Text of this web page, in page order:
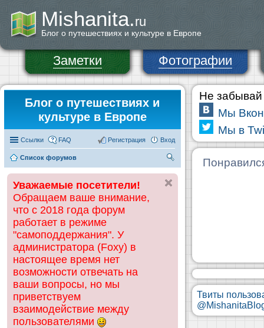
Mishanita.ru
Блог о путешествиях и культуре в Европе
Заметки Фотографии
Блог о путешествиях и
культуре в Европе
Ссылки FAQ Вход
Регистрация
Список форумов
ск
Уважаемые посетители!
Обращаем ваше внимание,
что с 2018 года форум
работает в режиме
"самоподдержания". У
администратора (Foxy) в
настоящее время нет
возможности отвечать на
ваши вопросы, но мы
приветствуем
взаимодействие между
пользователями
Не забывай
Мы
Мы в
Твиты